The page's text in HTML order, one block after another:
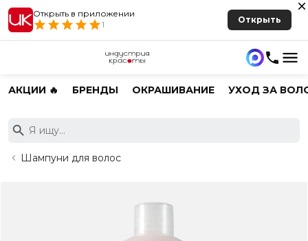
Открыть в приложении
1
Открыть
АКЦИИ 🔥 БРЕНДЫ ОКРАШИВАНИЕ УХОД ЗА
Шампуни для волос